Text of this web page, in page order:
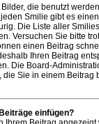
die benutzt
Smilie gibt es
Die Liste aller
Versuchen Sie bitte
einen Beitrag
Ihren Beitrag
Die Board-
die Sie in einem Beitrag
einfügen?